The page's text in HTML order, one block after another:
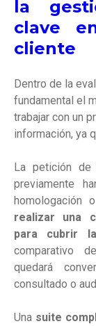
la
clave
cliente
Dentro de la
fundamental el
trabajar con un
información, ya
La petición de
previamente
homologación
realizar una
para cubrir
comparativo
quedará
consultado o
Una suite